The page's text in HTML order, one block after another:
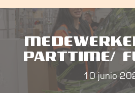
PARTTIME/
10 junio